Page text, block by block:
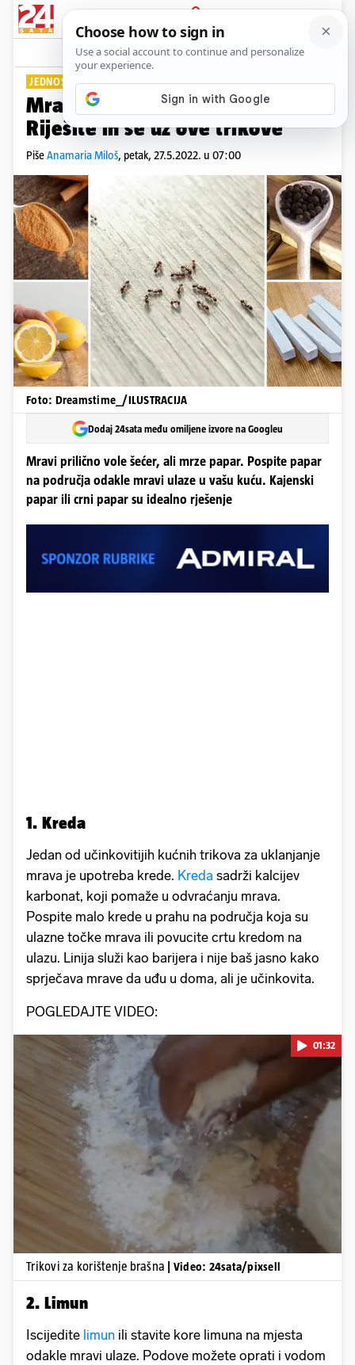
PRIJAVA
Lifestyle Komentari
JEDNOSTAVNO JE
Mravi su vam se 'uselili' u dom?
Riješite ih se uz ove trikove
PišeAnamaria Miloš, petak, 27.5.2022. u 07:00
Foto: Dreamstime_/ILUSTRACIJA
Dodaj 24sata među omiljene izvore na Googleu
Mravi prilično vole šećer, ali mrze papar. Pospite papar
na područja odakle mravi ulaze u vašu kuću. Kajenski
papar ili crni papar su idealno rješenje
1. Kreda
Jedan od učinkovitijih kućnih trikova za uklanjanje
mrava je upotreba krede. Kreda sadrži kalcijev
karbonat, koji pomaže u odvraćanju mrava.
Pospite malo krede u prahu na područja koja su
ulazne točke mrava ili povucite crtu kredom na
ulazu. Linija služi kao barijera i nije baš jasno kako
sprječava mrave da uđu u doma, ali je učinkovita.
POGLEDAJTE VIDEO:
Pokretanje videa...
01:32
Trikovi za korištenje brašna | Video: 24sata/pixsell
2. Limun
Iscijedite limun ili stavite kore limuna na mjesta
odakle mravi ulaze. Podove možete oprati i vodom